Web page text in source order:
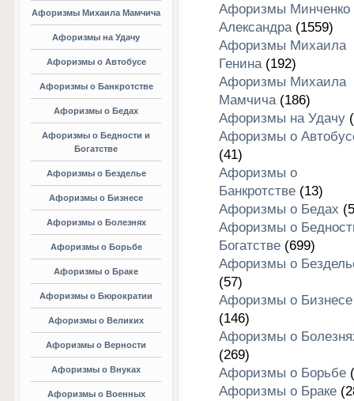
Афоризмы Михаила Мамчича
Афоризмы на Удачу
Афоризмы о Автобусе
Афоризмы о Банкротстве
Афоризмы о Бедах
Афоризмы о Бедности и
Богатстве
Афоризмы о Безделье
Афоризмы о Бизнесе
Афоризмы о Болезнях
Афоризмы о Борьбе
Афоризмы о Браке
Афоризмы о Бюрократии
Афоризмы о Великих
Афоризмы о Верности
Афоризмы о Внуках
Афоризмы о Военных
Афоризмы Минченко
Александра(1559)
Афоризмы Михаила
Генина(192)
Афоризмы Михаила
Мамчича(186)
Афоризмы на Удачу
Афоризмы о
(41)
Афоризмы о
Банкротстве(13)
Афоризмы о Бедах
Афоризмы о
Богатстве(699)
Афоризмы о
(57)
Афоризмы о Бизнесе
(146)
Афоризмы о
(269)
Афоризмы о Борьбе
Афоризмы о Браке